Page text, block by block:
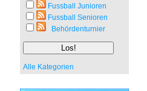
Fussball Junioren
Fussball Senioren
Behördenturnier
Alle Kategorien